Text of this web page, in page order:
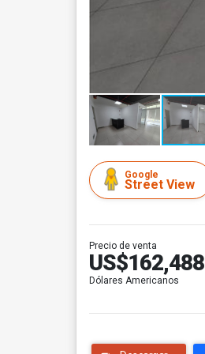
Google
Street View
Precio de venta
US$162,488
Dólares Americanos